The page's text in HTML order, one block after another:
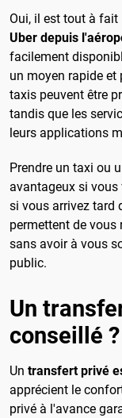
Oui, il est tout à fait
Uber depuis
facilement
un moyen rapide et
taxis peuvent être
tandis que les
leurs applications
Prendre un taxi ou
avantageux si vous
si vous arrivez tard
permettent de vous
sans avoir à vous
public.
Un
conseillé ?
Un transfert privé
apprécient le
privé à l'avance